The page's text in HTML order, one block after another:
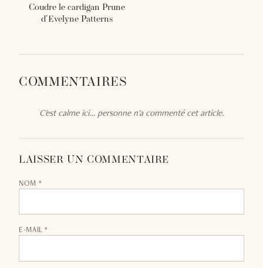
Coudre le cardigan Prune
d'Evelyne Patterns
COMMENTAIRES
C'est calme ici… personne n'a commenté cet article.
LAISSER UN COMMENTAIRE
NOM *
E-MAIL *